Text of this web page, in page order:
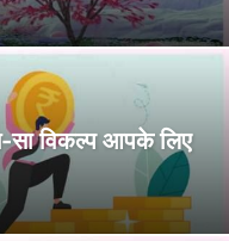
सा विकल्प आपके लिए